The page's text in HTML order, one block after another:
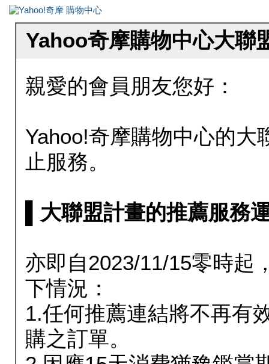
Yahoo奇摩購物中心大聯
親愛的會員朋友您好：
Yahoo!奇摩購物中心的大
止服務。
▌大聯盟計畫的推薦服務
亦即自2023/11/15零時起
下情況：
1.任何推薦連結將不再有
購之訂單。